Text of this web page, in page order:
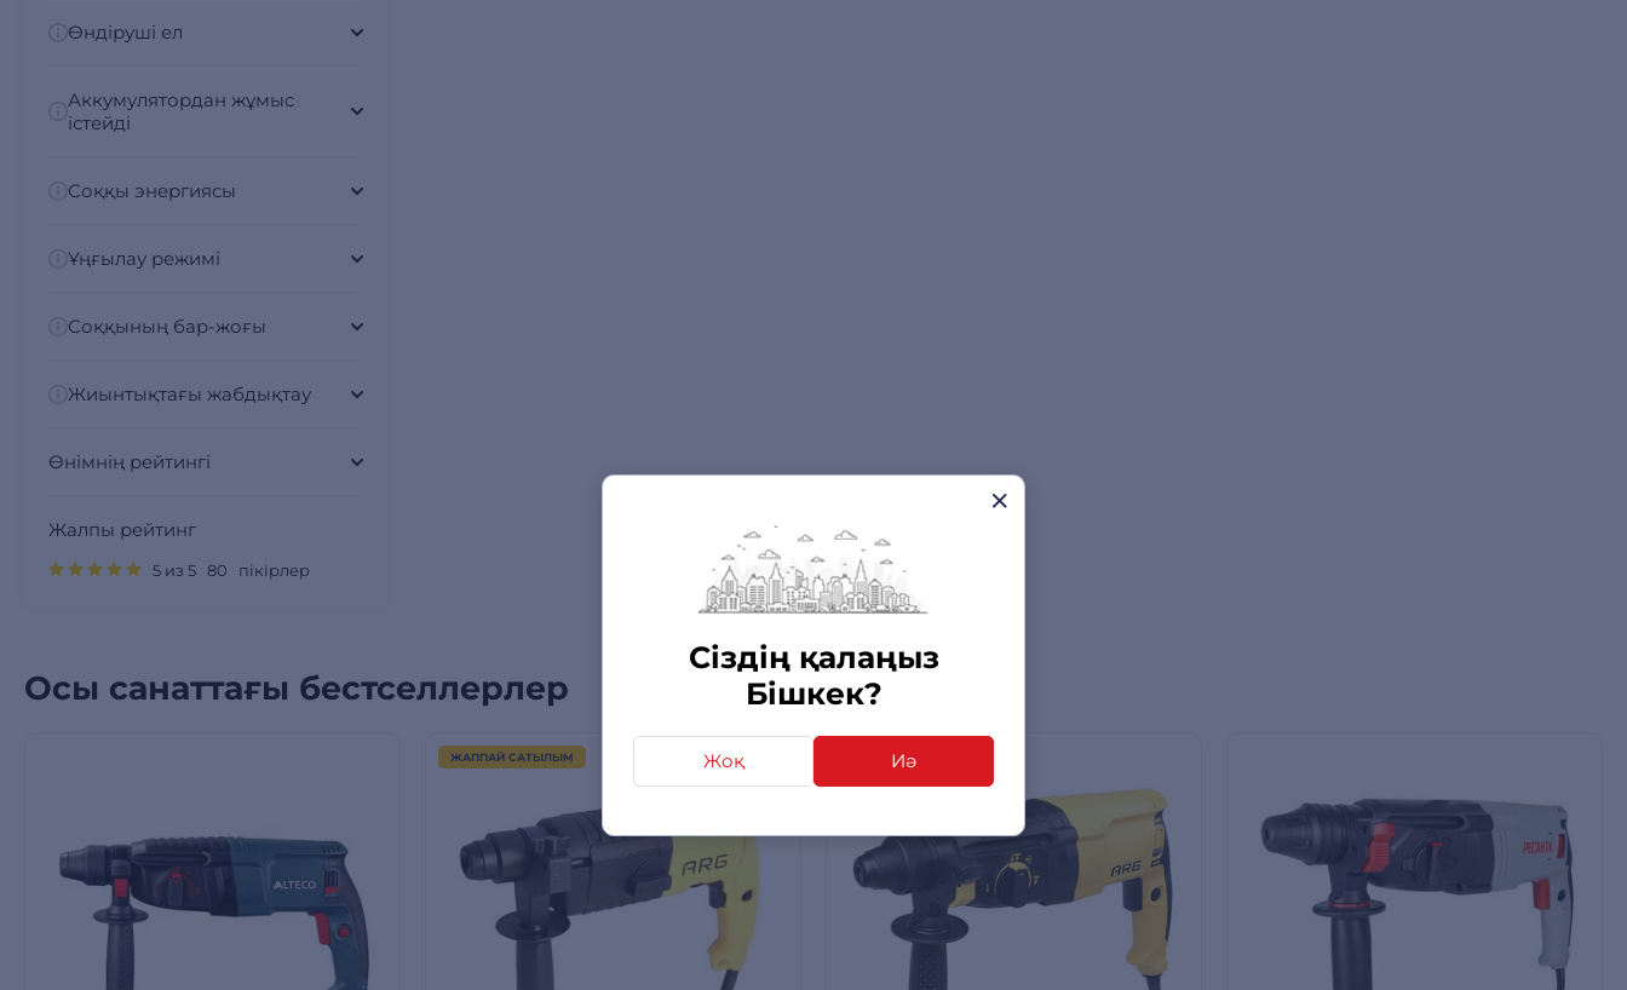
Сіздің қалаңыз
Бішкек?
Жоқ Иә
Өндіруші ел
Аккумулятордан жұмыс
істейді
Соққы энергиясы
Ұңғылау режимі
Соққының бар-жоғы
Жиынтықтағы жабдықтау
Өнімнің рейтингі
Жалпы рейтинг
5 из 5 80 пікірлер
Осы санаттағы бестселлерлер
ЖАППАЙ САТЫЛЫМ ЖАППАЙ САТЫЛЫМ